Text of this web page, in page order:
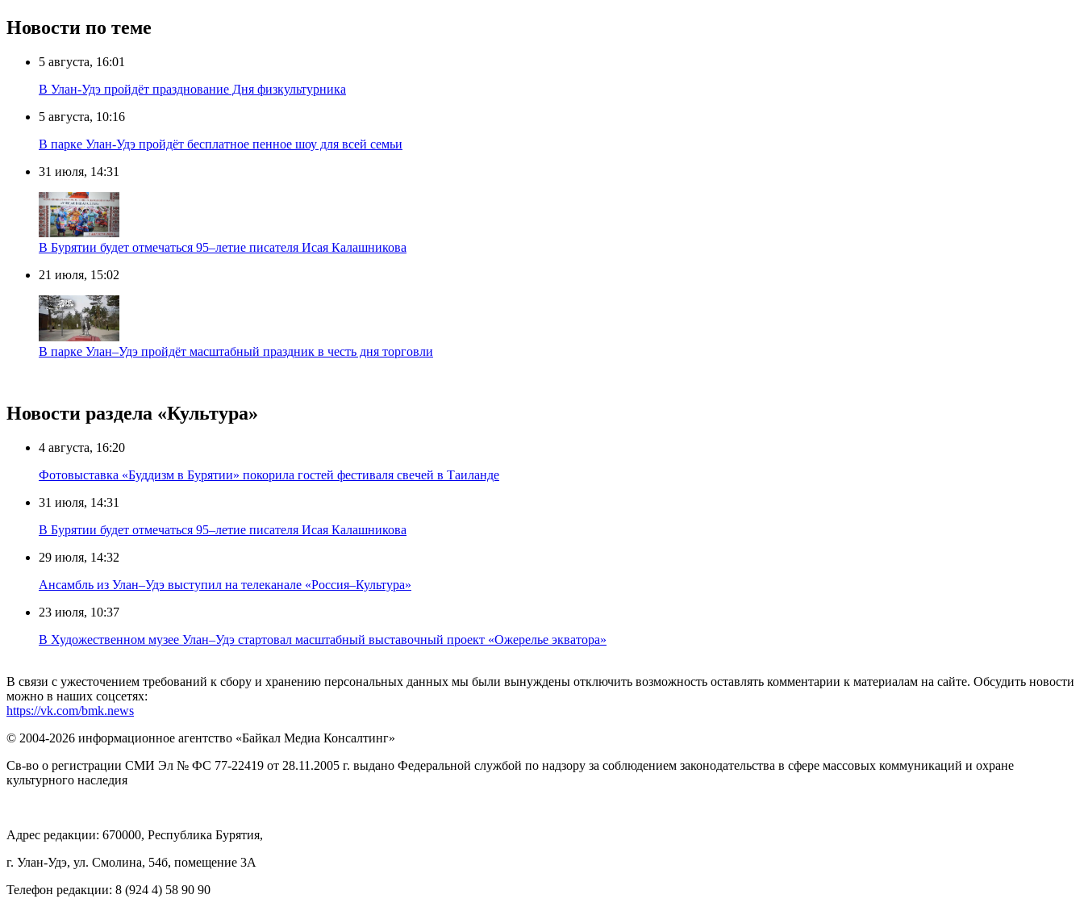
Новости по теме
5 августа, 16:01
В Улан-Удэ пройдёт празднование Дня физкультурника
5 августа, 10:16
В парке Улан-Удэ пройдёт бесплатное пенное шоу для всей семьи
31 июля, 14:31
В Бурятии будет отмечаться 95–летие писателя Исая Калашникова
21 июля, 15:02
В парке Улан–Удэ пройдёт масштабный праздник в честь дня торговли
Новости раздела «Культура»
4 августа, 16:20
Фотовыставка «Буддизм в Бурятии» покорила гостей фестиваля свечей в Таиланде
31 июля, 14:31
В Бурятии будет отмечаться 95–летие писателя Исая Калашникова
29 июля, 14:32
Ансамбль из Улан–Удэ выступил на телеканале «Россия–Культура»
23 июля, 10:37
В Художественном музее Улан–Удэ стартовал масштабный выставочный проект «Ожерелье экватора»
В связи с ужесточением требований к сбору и хранению персональных данных мы были вынуждены отключить возможность оставлять комментарии к материалам на сайте. Обсудить новости
можно в наших соцсетях:
https://vk.com/bmk.news
© 2004-2026 информационное агентство «Байкал Медиа Консалтинг»
Св-во о регистрации СМИ Эл № ФС 77-22419 от 28.11.2005 г. выдано Федеральной службой по надзору за соблюдением законодательства в сфере массовых коммуникаций и охране
культурного наследия
Адрес редакции: 670000, Республика Бурятия,
г. Улан-Удэ, ул. Смолина, 54б, помещение 3А
Телефон редакции: ‎‎8 (924 4) 58 90 90